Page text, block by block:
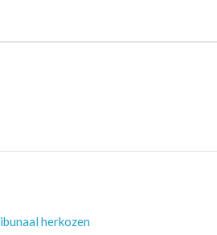
herkozen